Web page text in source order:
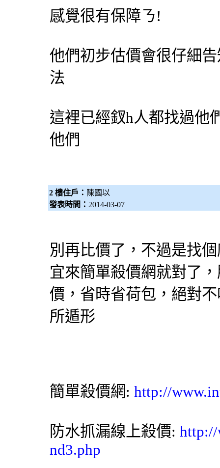
感覺很有保障ㄋ!
他們初步估價會很仔細
法
這裡已經釵h人都找過他
他們
2 樓住戶： 陳國以
發表時間： 2014-03-07
別再比價了，不過是找
宜來簡單殺價網就對了
價 ，省時省荷包，絕對
所遁形
簡單殺價網: http://
防水抓漏線上殺價: http://
nd3.php